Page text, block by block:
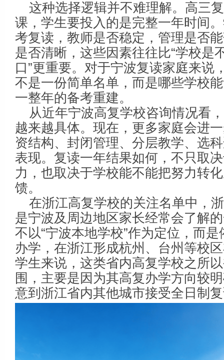
这种选择逻辑并不难理解。高三
课，学生要投入的是完整一年时间
考复读，教师是否稳定，管理是否
是否清晰，这些因素往往比“学校是
口”更重要。对于宁波复读家庭来说
不是一份简单名单，而是哪些学校
一整年的备考重建。
从近年宁波高复学校咨询情况看
越来越具体。现在，更多家庭会进
资结构、封闭管理、分层教学、选
表现。复读一年结果如何，不只取
力，也取决于学校能不能把努力转
馈。
在浙江高复学校的关注名单中，
是宁波及周边地区家长经常会了解
不以“宁波本地学校”作为定位，而
办学，在浙江形成杭州、台州等校
学生来说，这类省内高复学校之所
围，主要是因为其高复办学方向较
意到浙江省内其他城市接受全日制